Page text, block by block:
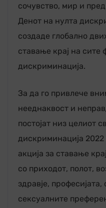
сочувство, мир и
Денот на нулта
создаде глобално
ставање крај на сите
дискриминација.
За да го привлече
нееднаквост и
постојат низ целиот
дискриминација
акција за ставање
со приходот, полот,
здравје,
сексуалните